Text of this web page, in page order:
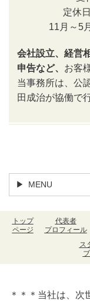
定休
11月～5
会社設立、経営
申告など、 お客
当事務所は、公
田成治が協働で
MENU
トップ
ページ
代表者
プロフィール
ス
＊＊＊当社は、